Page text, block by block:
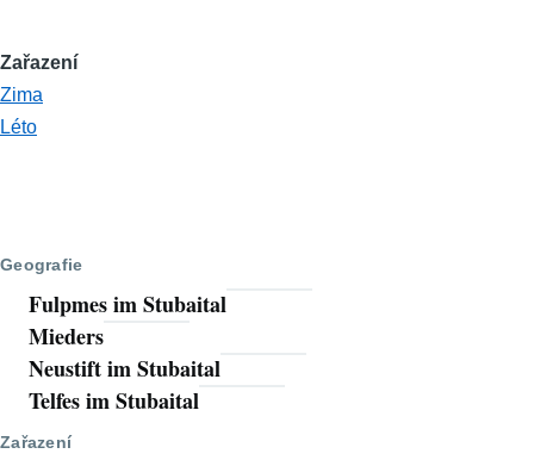
Zařazení
Zima
Léto
Geografie
Fulpmes im Stubaital
Mieders
Neustift im Stubaital
Telfes im Stubaital
Zařazení